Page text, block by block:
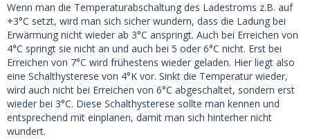
Wenn man die Temperaturabschaltung des Ladestroms z.B. auf
+3°C setzt, wird man sich sicher wundern, dass die Ladung bei
Erwärmung nicht wieder ab 3°C anspringt. Auch bei Erreichen von
4°C springt sie nicht an und auch bei 5 oder 6°C nicht. Erst bei
Erreichen von 7°C wird frühestens wieder geladen. Hier liegt also
eine Schalthysterese von 4°K vor. Sinkt die Temperatur wieder,
wird auch nicht bei Erreichen von 6°C abgeschaltet, sondern erst
wieder bei 3°C. Diese Schalthysterese sollte man kennen und
entsprechend mit einplanen, damit man sich hinterher nicht
wundert.